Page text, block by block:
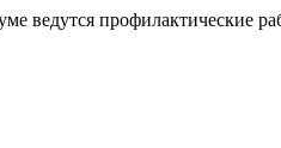
ведутся профилактические